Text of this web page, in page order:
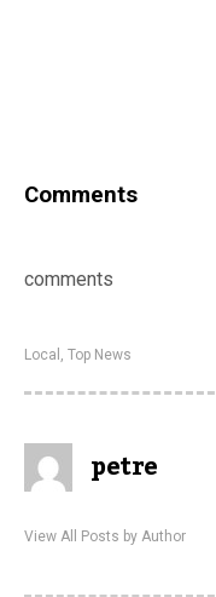
Comments
comments
Local Top News
petre
View All Posts by Author